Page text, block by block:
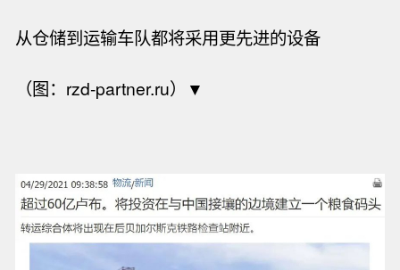
从仓储到运输车队都将采用更先进的设备
（图：rzd-partner.ru）▼